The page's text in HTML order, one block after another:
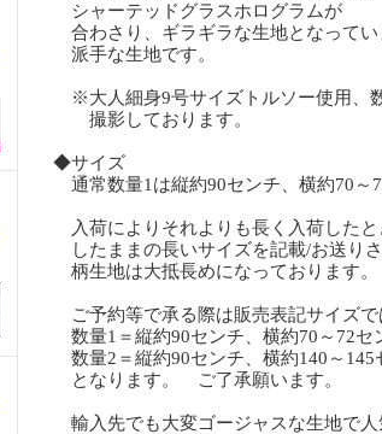
シャーテッドグラスホログラムが
合わさり、ギラギラな生地となってい
派手な生地です。
※大人細身9号サイズトルソー使用、
撮影しております。
◆サイズ
通常数量1は縦約90センチ、横約70～
入荷によりそれよりも長く入荷した
したままの長いサイズを記載/お送りさ
柄生地は大抵長めになっております。
ご予約等で承る際は販売表記サイズで
数量1＝縦約90センチ、横約70～72セ
数量2＝縦約90センチ、横約140～145
となります。 ご了承願います。
輸入先でも大変ゴージャスな生地で人